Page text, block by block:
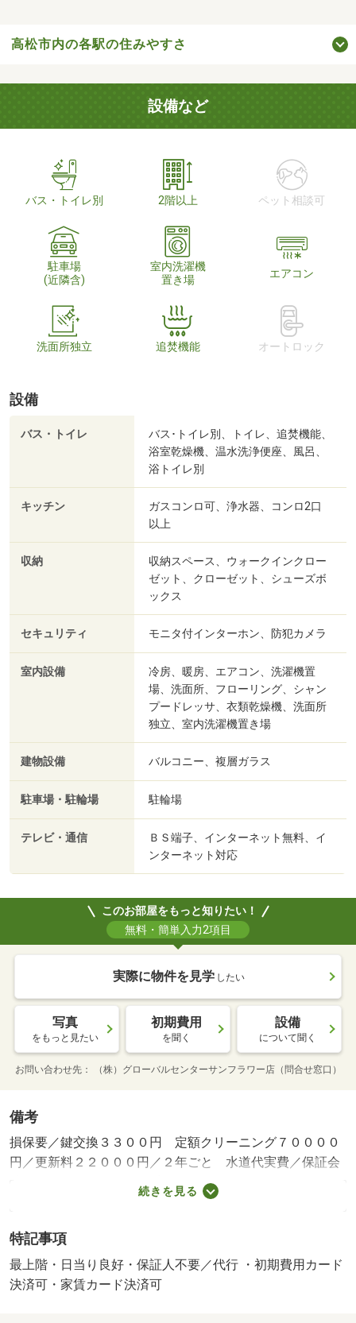
高松市内の各駅の住みやすさ
設備など
バス・トイレ別 2階以上 ペット相談可
駐車場
(近隣含)
室内洗濯機
置き場
エアコン
洗面所独立 追焚機能 オートロック
設備
バス・トイレ
バス･トイレ別、トイレ、追焚機能、
浴室乾燥機、温水洗浄便座、風呂、
浴トイレ別
キッチン
ガスコンロ可、浄水器、コンロ2口
以上
収納
収納スペース、ウォークインクロー
ゼット、クローゼット、シューズボ
ックス
セキュリティ モニタ付インターホン、防犯カメラ
室内設備
冷房、暖房、エアコン、洗濯機置
場、洗面所、フローリング、シャン
プードレッサ、衣類乾燥機、洗面所
独立、室内洗濯機置き場
建物設備 バルコニー、複層ガラス
駐車場・駐輪場 駐輪場
テレビ・通信
ＢＳ端子、インターネット無料、イ
ンターネット対応
このお部屋をもっと知りたい！
無料・簡単入力2項目
実際に物件を見学 したい
写真
をもっと見たい
初期費用
を聞く
設備
について聞く
お問い合わせ先 （株）グローバルセンターサンフラワー店（問合せ窓口）
備考
損保要／鍵交換３３００円 定額クリーニング７００００
円／更新料２２０００円／２年ごと 水道代実費／保証会
社利用可：要確認／仲介手数料１．１ヶ月／バストイレ別
／バルコニー／エアコン／ガスコンロ対応／クロゼット／
室乾燥機／室内洗濯置／陽当り良好／シューズボックス／
南向き／追焚機能浴室／温水洗浄便座／脱衣所／洗面所独
立／洗面化粧台／２口コンロ／駐輪場／光ファイバー／２
続きを見る
特記事項
最上階・日当り良好・保証人不要／代行 ・初期費用カード
決済可・家賃カード決済可